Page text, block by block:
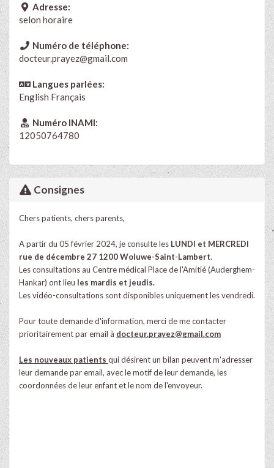
Adresse:
selon horaire
Numéro de téléphone:
docteur.prayez@gmail.com
Langues parlées:
English Français
Numéro INAMI:
12050764780
Consignes
Chers patients, chers parents,
A partir du 05 février 2024, je consulte les LUNDI et MERCREDI
rue de décembre 27 1200 Woluwe-Saint-Lambert.
Les consultations au Centre médical Place de l'Amitié (Auderghem-
Hankar) ont lieu les mardis et jeudis.
Les vidéo-consultations sont disponibles uniquement les vendredi.
Pour toute demande d'information, merci de me contacter
prioritairement par email à docteur.prayez@gmail.com
Les nouveaux patients qui désirent un bilan peuvent m'adresser
leur demande par email, avec le motif de leur demande, les
coordonnées de leur enfant et le nom de l'envoyeur.